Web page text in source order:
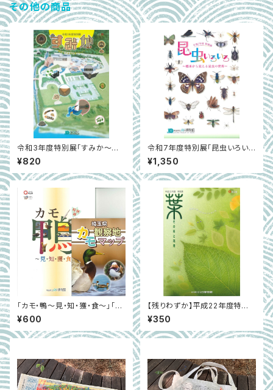
その他の商品
令和3年度特別展「すみか～身
近なすみかを見てみよう～」
¥820
令和7年度特別展「昆虫いろいろ
～標本から見える昆虫の世界
～」
¥1,350
「カモ・鴨～見・知・獲・食～」「埼
玉県 カモ観察地マップ」セット
¥600
【残りわずか】平成22年度特別
展「葉－その形と利用」
¥350